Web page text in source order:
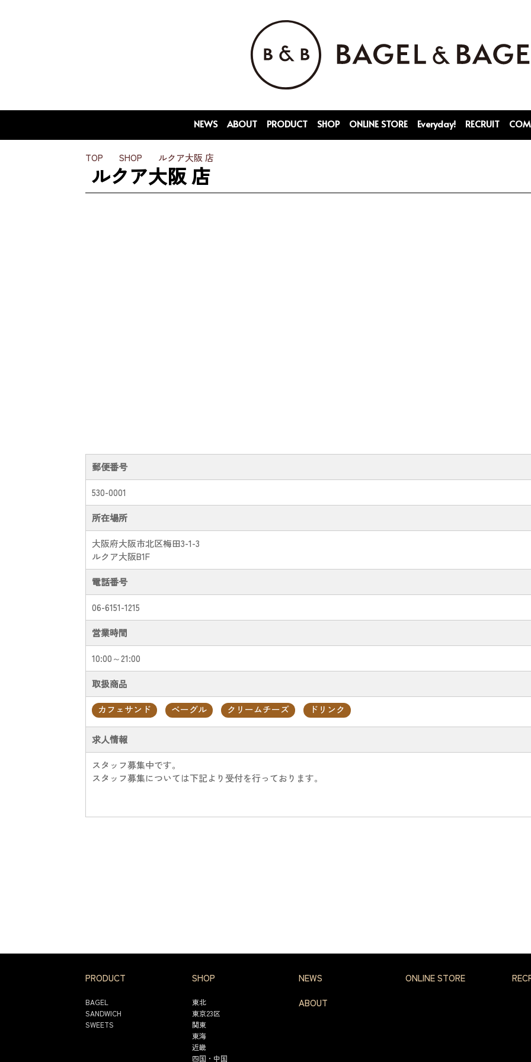
NEWS ABOUT PRODUCT SHOP ONLINE STORE Everyday! RECRUIT
TOP SHOP ルクア大阪 店
ルクア大阪 店
郵便番号
530-0001
所在場所
大阪府大阪市北区梅田3-1-3
ルクア大阪B1F
電話番号
06-6151-1215
営業時間
10:00～21:00
取扱商品
カフェサンド ベーグル クリームチーズ ドリンク
求人情報
スタッフ募集中です。
スタッフ募集については下記より受付を行っております。
PRODUCT
BAGEL
SANDWICH
SWEETS
SHOP
東北
東京23区
関東
東海
近畿
四国・中国
NEWS
ABOUT
ONLINE STORE